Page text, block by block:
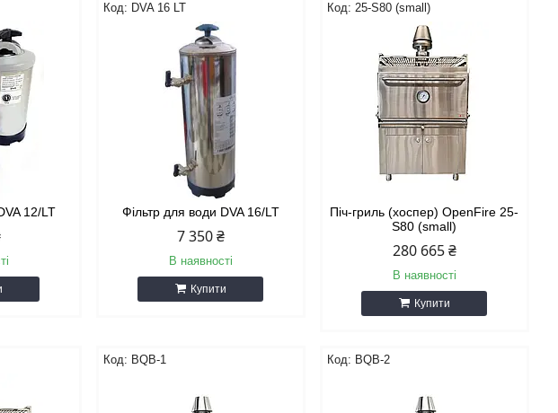
12/LT
DVA 16 LT
Фільтр для води DVA 16/LT
7 350 ₴
В наявності
Купити
25-S80 (small)
Піч-гриль (хоспер) OpenFire 25-
S80 (small)
280 665 ₴
В наявності
Купити
BQB-1 BQB-2